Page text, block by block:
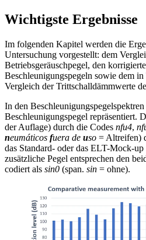
Wichtigste Ergebnisse
Im folgenden Kapitel werden die
Untersuchung vorgestellt: dem
Betriebsgeräuschpegel, den
Beschleunigungspegeln sowie dem in
Vergleich der Trittschalldämmwerte
In den
Beschleunigungspegel repräsentiert.
der Auflage) durch die Codes nfu4,
neumáticos fuera de uso = Altreifen)
das Standard- oder das ELT-Mock-
zusätzliche Pegel entsprechen den
codiert als sin0 (span. sin = ohne).